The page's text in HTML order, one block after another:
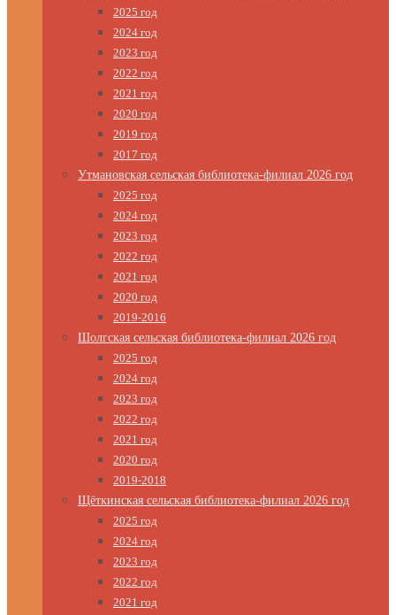
2025 год
2024 год
2023 год
2022 год
2021 год
2020 год
2019 год
2017 год
Утмановская сельская библиотека-филиал 2026 год
2025 год
2024 год
2023 год
2022 год
2021 год
2020 год
2019-2016
Шолгская сельская библиотека-филиал 2026 год
2025 год
2024 год
2023 год
2022 год
2021 год
2020 год
2019-2018
Щёткинская сельская библиотека-филиал 2026 год
2025 год
2024 год
2023 год
2022 год
2021 год